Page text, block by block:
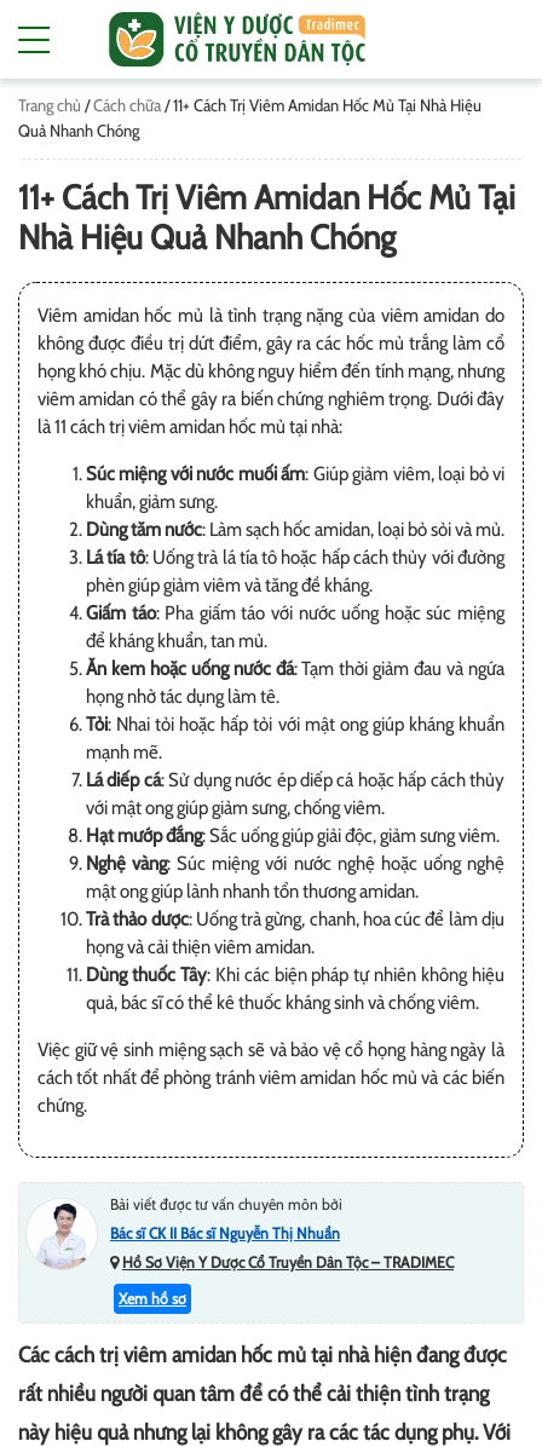
Trang chủ /Cách chữa/11+ Cách Trị Viêm Amidan Hốc Mủ Tại Nhà Hiệu
Quả Nhanh Chóng
11+ Cách Trị Viêm Amidan Hốc Mủ Tại
Nhà Hiệu Quả Nhanh Chóng
Viêm amidan hốc mủ là tình trạng nặng của viêm amidan do
không được điều trị dứt điểm, gây ra các hốc mủ trắng làm cổ
họng khó chịu. Mặc dù không nguy hiểm đến tính mạng, nhưng
viêm amidan có thể gây ra biến chứng nghiêm trọng. Dưới đây
là 11 cách trị viêm amidan hốc mủ tại nhà:
Súc miệng với nước muối ấm: Giúp giảm viêm, loại bỏ vi
khuẩn, giảm sưng.
Dùng tăm nước: Làm sạch hốc amidan, loại bỏ sỏi và mủ.
Lá tía tô: Uống trà lá tía tô hoặc hấp cách thủy với đường
phèn giúp giảm viêm và tăng đề kháng.
Giấm táo: Pha giấm táo với nước uống hoặc súc miệng
để kháng khuẩn, tan mủ.
Ăn kem hoặc uống nước đá: Tạm thời giảm đau và ngứa
họng nhờ tác dụng làm tê.
Tỏi: Nhai tỏi hoặc hấp tỏi với mật ong giúp kháng khuẩn
mạnh mẽ.
Lá diếp cá: Sử dụng nước ép diếp cá hoặc hấp cách thủy
với mật ong giúp giảm sưng, chống viêm.
Hạt mướp đắng: Sắc uống giúp giải độc, giảm sưng viêm.
Nghệ vàng: Súc miệng với nước nghệ hoặc uống nghệ
mật ong giúp lành nhanh tổn thương amidan.
Trà thảo dược: Uống trà gừng, chanh, hoa cúc để làm dịu
họng và cải thiện viêm amidan.
Dùng thuốc Tây: Khi các biện pháp tự nhiên không hiệu
quả, bác sĩ có thể kê thuốc kháng sinh và chống viêm.
Việc giữ vệ sinh miệng sạch sẽ và bảo vệ cổ họng hàng ngày là
cách tốt nhất để phòng tránh viêm amidan hốc mủ và các biến
chứng.
Bài viết được tư vấn chuyên môn bởi
Bác sĩ CK II Bác sĩ Nguyễn Thị Nhuần
Hồ Sơ Viện Y Dược Cổ Truyền Dân Tộc – TRADIMEC
Xem hồ sơ
Các cách trị viêm amidan hốc mủ tại nhà hiện đang được
rất nhiều người quan tâm để có thể cải thiện tình trạng
này hiệu quả nhưng lại không gây ra các tác dụng phụ. Với